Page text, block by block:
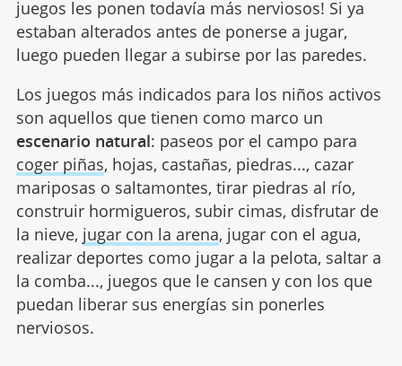
juegos les ponen todavía más nerviosos! Si ya
estaban alterados antes de ponerse a jugar,
luego pueden llegar a subirse por las paredes.
Los juegos más indicados para los niños activos
son aquellos que tienen como marco un
escenario natural: paseos por el campo para
coger piñas, hojas, castañas, piedras..., cazar
mariposas o saltamontes, tirar piedras al río,
construir hormigueros, subir cimas, disfrutar de
la nieve, jugar con la arena, jugar con el agua,
realizar deportes como jugar a la pelota, saltar a
la comba..., juegos que le cansen y con los que
puedan liberar sus energías sin ponerles
nerviosos.